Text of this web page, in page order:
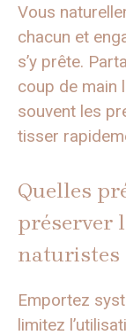
Vous
chacun et
s’y prête.
coup de main
souvent les
tisser
Quelles
préserver
naturistes
Emportez
limitez